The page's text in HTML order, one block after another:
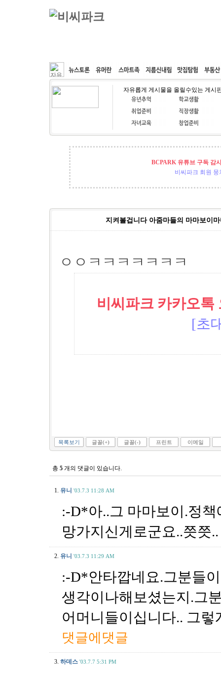
커뮤니티 속도패치 웹호스팅 공동구매
자유롭게 게시물을 올릴수있는 게시
BCPARK 유튜브 구독 감
비씨파크 회원 뭉
지켜볼겁니다 아줌마들의 마마보이
ㅇㅇㅋㅋㅋㅋㅋㅋㅋ
비씨파크 카카오톡
[초
목록보기 글꼴(+) 글꼴(-) 프린트 이메일
총 5 개의 댓글이 있습니다.
1. 유니 '03.7.3 11:28 AM
:-D*아..그 마마보이.정
망가지신게로군요..쯧쯧
2. 유니 '03.7.3 11:29 AM
:-D*안타깝네요.그분들
생각이나해보셨는지.그
어머니들이십니다.. 그
댓글에댓글
3. 하데스 '03.7.7 5:31 PM